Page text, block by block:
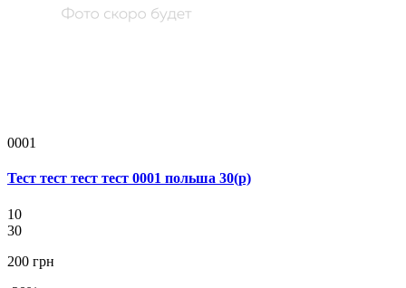
0001
Тест тест тест тест 0001 польша 30(р)
10
30
200 грн